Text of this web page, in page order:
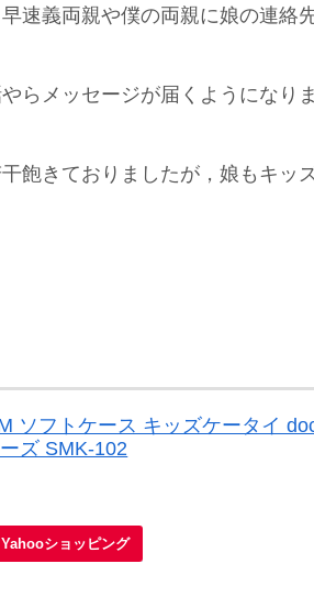
速義両親や僕の両親に娘の連絡
らメッセージが届くようになり
飽きておりましたが，娘もキッ
ソフトケース キッズケータイ
ズ SMK-102
Yahooショッピング